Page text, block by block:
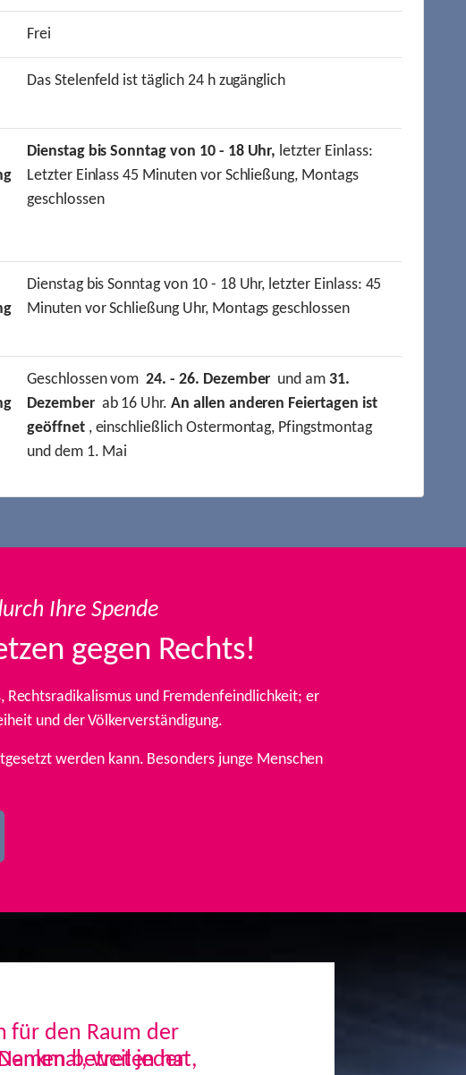
Frei
Das Stelenfeld ist täglich 24 h zugänglich
Dienstag bis Sonntag von 10 - 18 Uhr, letzter Einlass:
Letzter Einlass 45 Minuten vor Schließung, Montags
geschlossen
Dienstag bis Sonntag von 10 - 18 Uhr, letzter Einlass: 45
Minuten vor Schließung Uhr, Montags geschlossen
Geschlossen vom24. - 26. Dezember und am31.
Dezemberab 16 Uhr.An allen anderen Feiertagen ist
geöffnet, einschließlich Ostermontag, Pfingstmontag
und dem 1. Mai
Ihre Spende
gegen Rechts!
und Fremdenfeindlichkeit; er
und der Völkerverständigung.
werden kann. Besonders junge Menschen
für den Raum der
weil jeder